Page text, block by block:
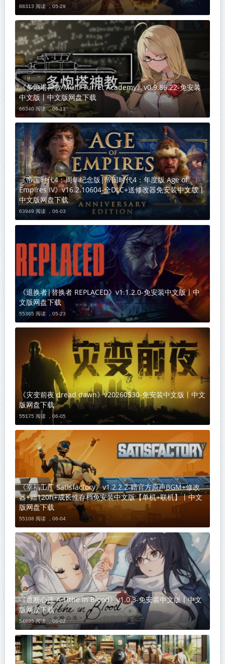
88313 阅读 ，05-29
《多炮塔神教 Multi Turret Academy》v0.9.86.22-免安装
中文版丨中文版网盘下载
66340 阅读 ，06-11
《帝国时代4：周年纪念版|帝国时代4：年度版 Age of
Empires IV》v16.2.10604-全DLC+送修改器免安装中文版丨
中文版网盘下载
63949 阅读 ， 06-03
《退换者|替换者 REPLACED》v1.1.2.0-免安装中文版丨中
文版网盘下载
55365 阅读 ， 05-23
《灾变前夜 dread dawn》v20260530-免安装中文版丨中文
版网盘下载
55175 阅读 ， 06-05
《幸福工厂 Satisfactory》v1.2.2.2-赠官方原声BGM+修改
器+赠120h+成长性存档免安装中文版【单机+联机】丨中文
版网盘下载
55108 阅读 ， 06-04
《血断心连 A Tithe in Blood》v1.0.3-免安装中文版丨中文
版网盘下载
54895 阅读 ， 06-02